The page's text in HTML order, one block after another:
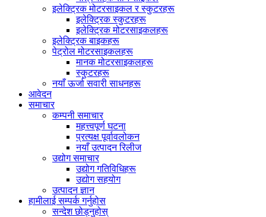
इलेक्ट्रिक मोटरसाइकल र स्कुटरहरू
इलेक्ट्रिक स्कुटरहरू
इलेक्ट्रिक मोटरसाइकलहरू
इलेक्ट्रिक बाइकहरू
पेट्रोल मोटरसाइकलहरू
मानक मोटरसाइकलहरू
स्कुटरहरू
नयाँ ऊर्जा सवारी साधनहरू
आवेदन
समाचार
कम्पनी समाचार
महत्त्वपूर्ण घटना
प्रत्यक्ष पूर्वावलोकन
नयाँ उत्पादन रिलीज
उद्योग समाचार
उद्योग गतिविधिहरू
उद्योग सहयोग
उत्पादन ज्ञान
हामीलाई सम्पर्क गर्नुहोस
सन्देश छोड्नुहोस्